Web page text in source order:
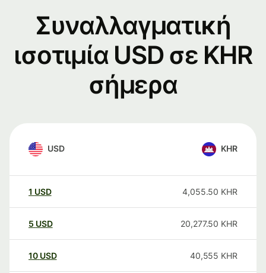
Συναλλαγματική
ισοτιμία USD σε KHR
σήμερα
USD KHR
1 USD 4,055.50 KHR
5 USD 20,277.50 KHR
10 USD 40,555 KHR